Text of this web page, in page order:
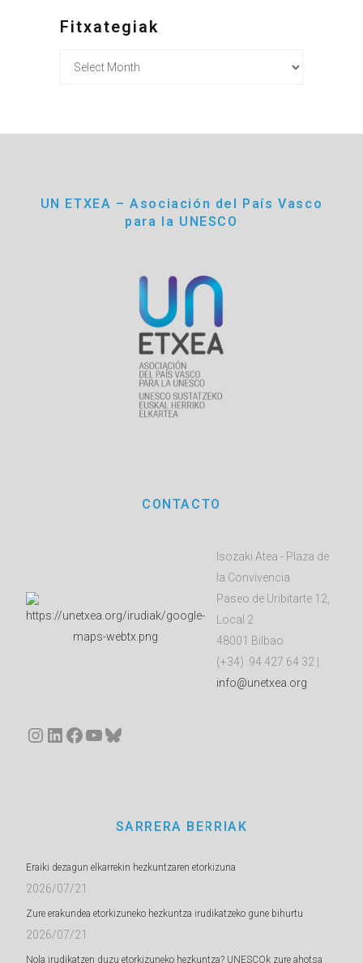
Fitxategiak
UN ETXEA – Asociación del País Vasco
para la UNESCO
CONTACTO
Isozaki Atea - Plaza de
la Convivencia
Paseo de Uribitarte 12,
Local 2
48001 Bilbao
(+34) 94 427 64 32 |
info@unetxea.org
Instagram
LinkedIn
Facebook
YouTube
Bluesky
SARRERA BERRIAK
Eraiki dezagun elkarrekin hezkuntzaren etorkizuna
2026/07/21
Zure erakundea etorkizuneko hezkuntza irudikatzeko gune bihurtu
2026/07/21
Nola irudikatzen duzu etorkizuneko hezkuntza? UNESCOk zure ahotsa